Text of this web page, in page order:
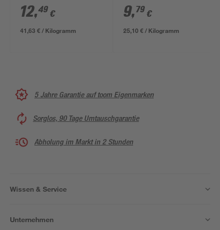
transparent 300 g
12,49 €
41,63 € / Kilogramm
9,79 €
25,10 € / Kilogramm
5 Jahre Garantie auf toom Eigenmarken
Sorglos, 90 Tage Umtauschgarantie
Abholung im Markt in 2 Stunden
Wissen & Service
Unternehmen